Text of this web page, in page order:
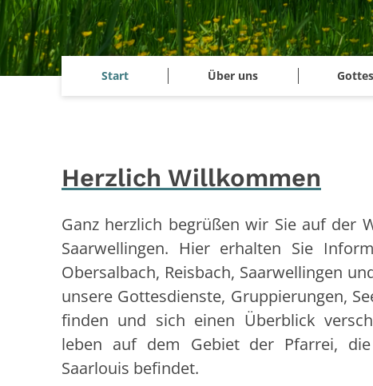
Start Über uns
Herzlich Willkommen
Ganz herzlich begrüßen wir Sie auf der
Saarwellingen. Hier erhalten Sie
Obersalbach, Reisbach, Saarwellingen
unsere Gottesdienste, Gruppierungen,
finden und sich einen Überblick
leben auf dem Gebiet der Pfarrei,
Saarlouis befindet.